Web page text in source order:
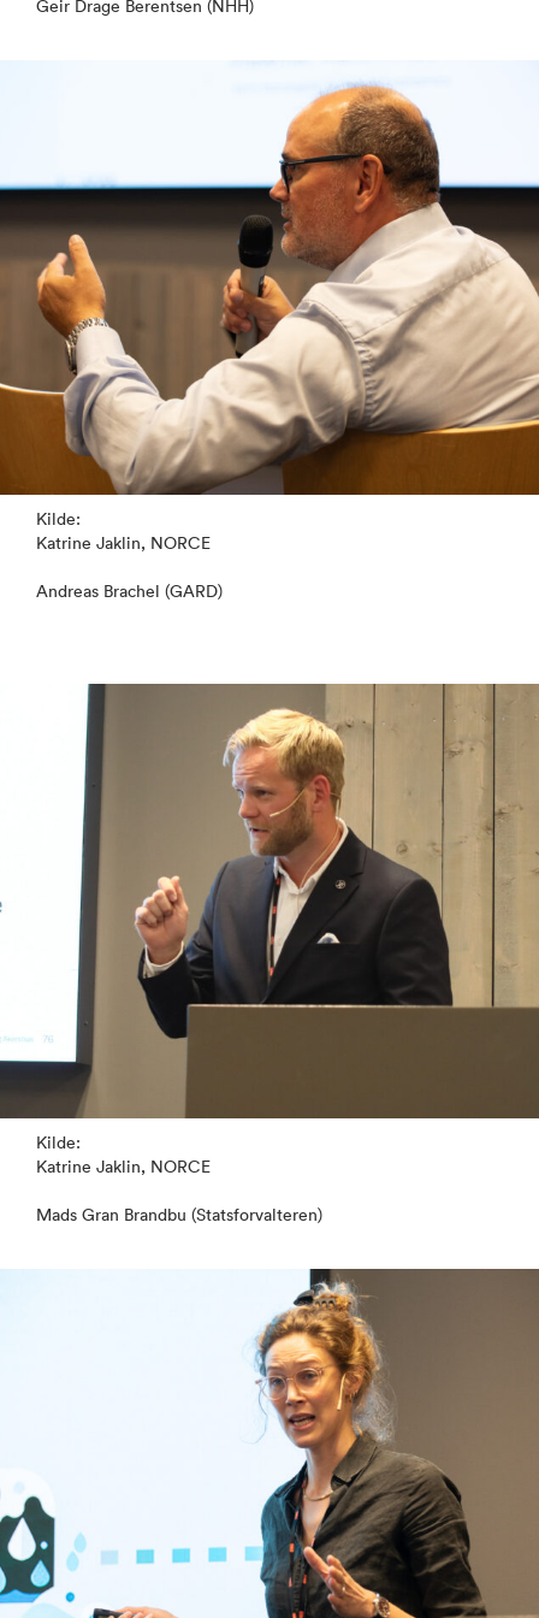
Geir Drage Berentsen (NHH)
Kilde:
Katrine Jaklin, NORCE
Andreas Brachel (GARD)
Kilde:
Katrine Jaklin, NORCE
Mads Gran Brandbu (Statsforvalteren)